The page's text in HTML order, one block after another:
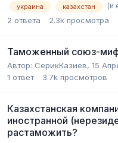
украина казахстан (и
2 ответа 2.3k просмотра
Таможенный союз-миф
Автор: СерикКазиев, 15
1 ответ 3.7k просмотров
Казахстанская
иностранной
растаможить?